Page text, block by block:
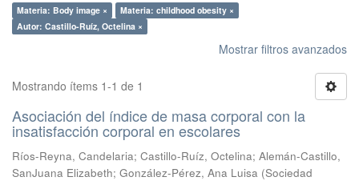
Materia: Body image ×
Materia: childhood obesity ×
Autor: Castillo-Ruíz, Octelina ×
Mostrar filtros avanzados
Mostrando ítems 1-1 de 1
Asociación del índice de masa corporal con la
insatisfacción corporal en escolares
Ríos-Reyna, Candelaria; Castillo-Ruíz, Octelina; Alemán-Castillo,
SanJuana Elizabeth; González-Pérez, Ana Luisa (Sociedad